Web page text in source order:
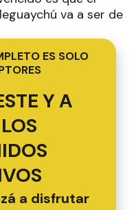
va a ser de
ES SOLO
Y A
a disfrutar